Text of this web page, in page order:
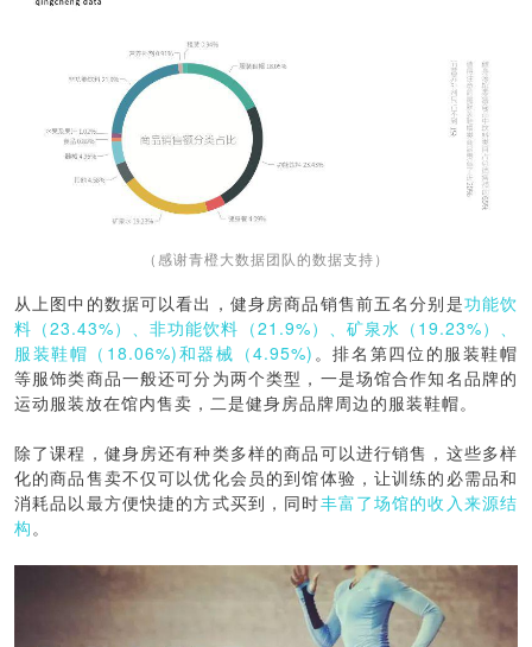
（感谢青橙大数据团队的数据支持）
从上图中的数据可以看出，健身房商品销售前五名分别是功能饮
料（23.43%）、非功能饮料（21.9%）、矿泉水（19.23%）、
服装鞋帽（18.06%)和器械（4.95%) 。排名第四位的服装鞋帽
等服饰类商品一般还可分为两个类型，一是场馆合作知名品牌的
运动服装放在馆内售卖，二是健身房品牌周边的服装鞋帽。
除了课程，健身房还有种类多样的商品可以进行销售，这些多样
化的商品售卖不仅可以优化会员的到馆体验，让训练的必需品和
消耗品以最方便快捷的方式买到，同时丰富了场馆的收入来源结
构。